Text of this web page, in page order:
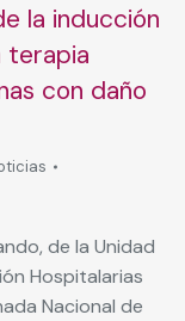
la inducción
terapia
con daño
de la Unidad
Hospitalarias
Nacional de